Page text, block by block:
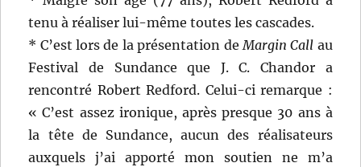
tenu à réaliser lui-même toutes les cascades.
* C’est lors de la présentation deMargin Call au
Festival de Sundance que J. C. Chandor a
rencontré Robert Redford. Celui-ci remarque :
« C’est assez ironique, après presque 30 ans à
la tête de Sundance, aucun des réalisateurs
auxquels j’ai apporté mon soutien ne m’a